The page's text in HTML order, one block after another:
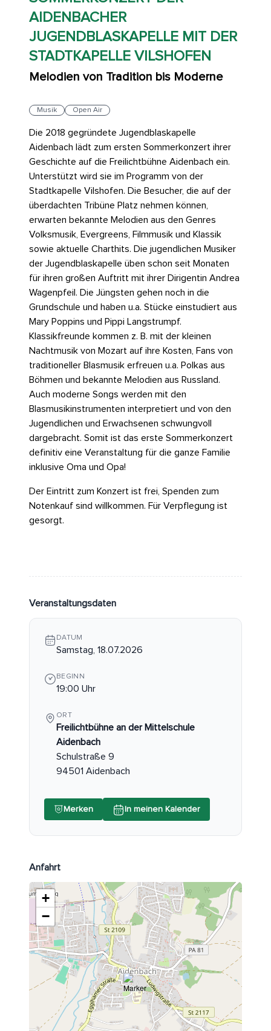
AIDENBACHER
JUGENDBLASKAPELLE MIT DER
STADTKAPELLE VILSHOFEN
Melodien von Tradition bis Moderne
Musik Open Air
Die 2018 gegründete Jugendblaskapelle
Aidenbach lädt zum ersten Sommerkonzert ihrer
Geschichte auf die Freilichtbühne Aidenbach ein.
Unterstützt wird sie im Programm von der
Stadtkapelle Vilshofen. Die Besucher, die auf der
überdachten Tribüne Platz nehmen können,
erwarten bekannte Melodien aus den Genres
Volksmusik, Evergreens, Filmmusik und Klassik
sowie aktuelle Charthits. Die jugendlichen Musiker
der Jugendblaskapelle üben schon seit Monaten
für ihren großen Auftritt mit ihrer Dirigentin Andrea
Wagenpfeil. Die Jüngsten gehen noch in die
Grundschule und haben u.a. Stücke einstudiert aus
Mary Poppins und Pippi Langstrumpf.
Klassikfreunde kommen z. B. mit der kleinen
Nachtmusik von Mozart auf ihre Kosten, Fans von
traditioneller Blasmusik erfreuen u.a. Polkas aus
Böhmen und bekannte Melodien aus Russland.
Auch moderne Songs werden mit den
Blasmusikinstrumenten interpretiert und von den
Jugendlichen und Erwachsenen schwungvoll
dargebracht. Somit ist das erste Sommerkonzert
definitiv eine Veranstaltung für die ganze Familie
inklusive Oma und Opa!
Der Eintritt zum Konzert ist frei, Spenden zum
Notenkauf sind willkommen. Für Verpflegung ist
gesorgt.
Veranstaltungsdaten
DATUM
Samstag, 18.07.2026
BEGINN
19:00 Uhr
ORT
Freilichtbühne an der Mittelschule
Aidenbach
Schulstraße 9
94501 Aidenbach
Merken In meinen Kalender
Anfahrt
+
−